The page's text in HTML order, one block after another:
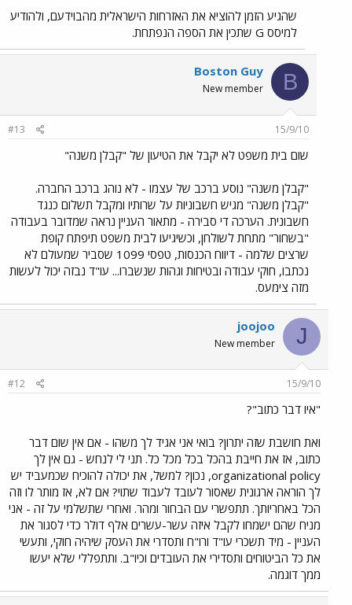
שהגיע הזמן להוציא את האזרחות הישראלית מהבוידעם, ולהודיע
למיסס G שתכין את הספה הנפתחת.
B
Boston Guy
New member
15/9/10
#13
שום בית משפט לא יקבל את הטיעון של "קבלן משנה"
"קבלן משנה" נוסע ברכב של עצמו - לא נוהג ברכב החברה.
"קבלן משנה" מגיש חשבוניות על שרותיו ומקבל תשלום כנגד
חשבונית. הערכה די סבירה - מתאור העניין נראה שמדובר בעבודה
"בשחור" מתחת לשולחן, וכשיגיעו לבית משפט תיפתח קופת
שרצים שלמה - דיווח הכנסות, טפסי 1099 שסביר שמעולם לא
נכתבו, חוקי עבודה ובטיחות וגהות שנשברו... עו"ד נבזה יכול לעשות
מזה צימעס.
J
joojoo
New member
15/9/10
#12
"איו דבר כתוב"?
ואת חושבת שזה יתרון? בואי אני אגיד לך משהו - אם אין שום דבר
כתוב, אז את חייבת בהכל בכל מכל כל. תני לי לנחש - גם אין לך
organizational policy, נכון? למשל, את יכולה להוכיח שכמעביד יש
לך הוראה ארגונית שאסור לעובד לעבוד שתוי? אם לא, אז מותר לו וזה
הכל באחריותך. תתפשרי עם הבחור ומהר. ואחרי שתשלמי על זה - אני
מניח שהם ישמחו לקבל איזה עשר-עשרים אלף דולר כדי לסגור את
העניין - מיד תשכרי עו"ד ורו"ח ותסדרי את העסק שיהיה חוקי, ותעשי
את כל הביטוחים ותסדירי את העובדים וכיו"ב. ותתפללי שלא יעשו
ממך דוגמה.